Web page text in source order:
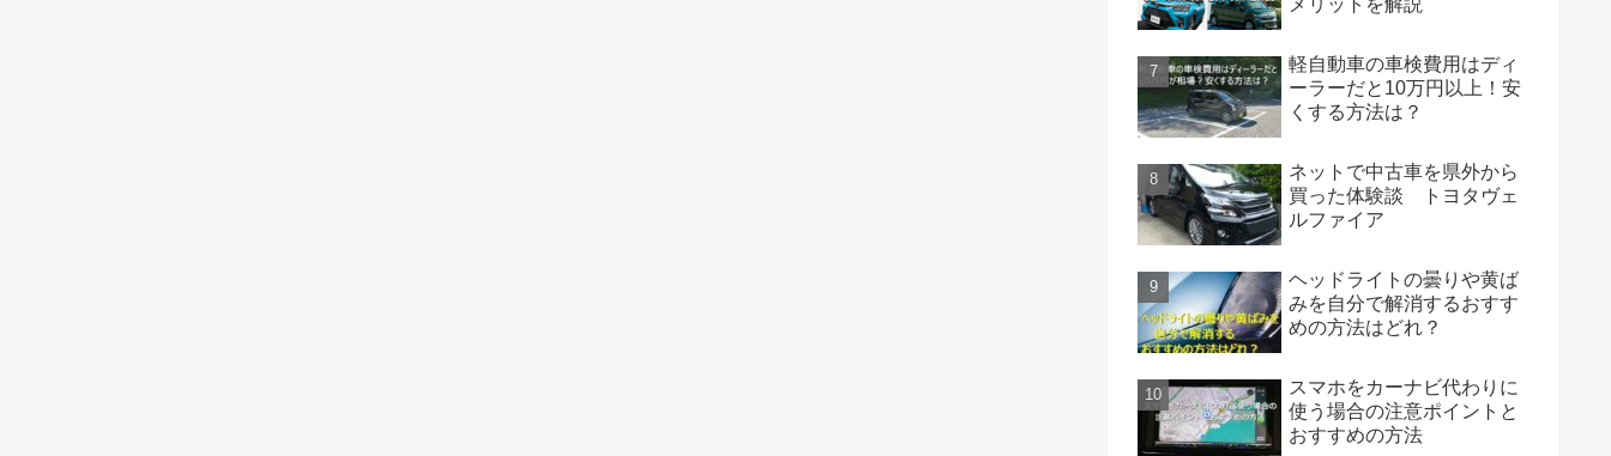
軽自動車の車検費用はディ
ーラーだと10万円以上！安
くする方法は？
ネットで中古車を県外から
買った体験談 トヨタヴェ
ルファイア
ヘッドライトの曇りや黄ば
みを自分で解消するおすす
めの方法はどれ？
スマホをカーナビ代わりに
使う場合の注意ポイントと
おすすめの方法